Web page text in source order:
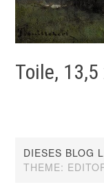
Toile,
DIESES BLOG
THEME: